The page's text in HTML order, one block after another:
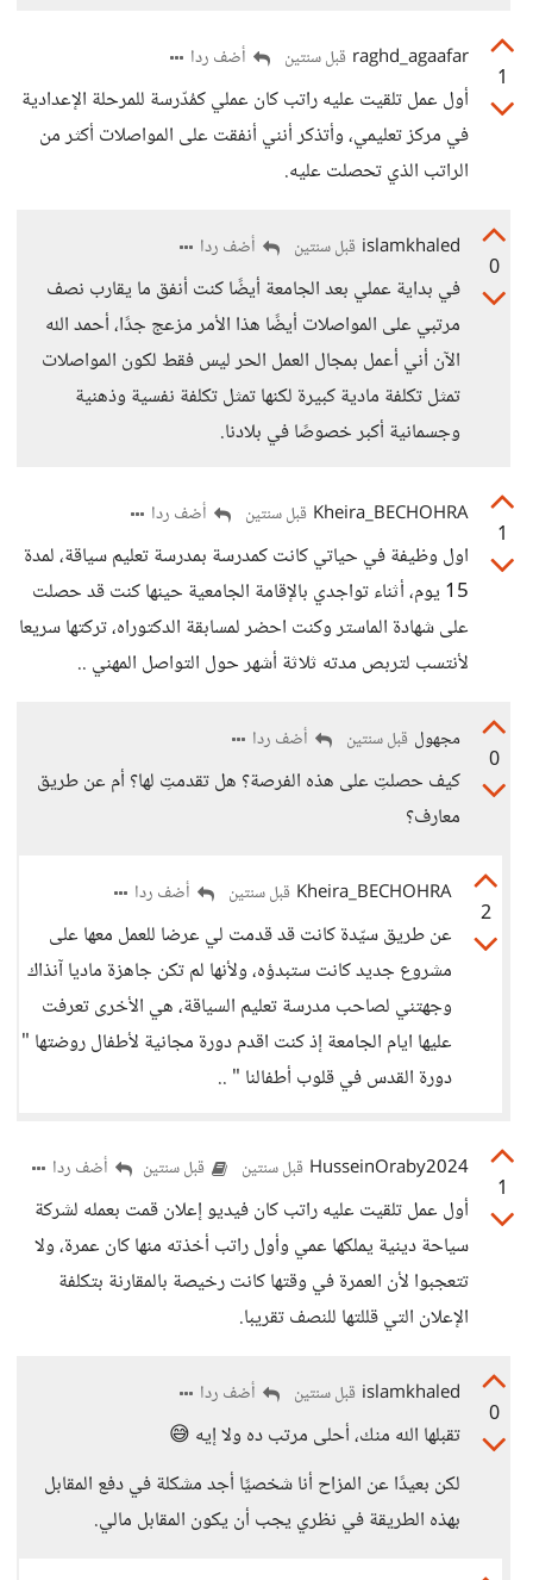
1
raghd_agaafar قبل سنتين أضف ردا
أول عمل تلقيت عليه راتب كان عملي كمُدّرسة للمرحلة الإعدادية
في مركز تعليمي، وأتذكر أنني أنفقت على المواصلات أكثر من
الراتب الذي تحصلت عليه.
0
islamkhaled قبل سنتين أضف ردا
في بداية عملي بعد الجامعة أيضًا كنت أنفق ما يقارب نصف
مرتبي على المواصلات أيضًا هذا الأمر مزعج جدًا، أحمد الله
الآن أني أعمل بمجال العمل الحر ليس فقط لكون المواصلات
تمثل تكلفة مادية كبيرة لكنها تمثل تكلفة نفسية وذهنية
وجسمانية أكبر خصوصًا في بلادنا.
1
Kheira_BECHOHRA قبل سنتين أضف ردا
اول وظيفة في حياتي كانت كمدرسة بمدرسة تعليم سياقة، لمدة
15 يوم، أثناء تواجدي بالإقامة الجامعية حينها كنت قد حصلت
على شهادة الماستر وكنت احضر لمسابقة الدكتوراه، تركتها سريعا
لأنتسب لتربص مدته ثلاثة أشهر حول التواصل المهني ..
0
مجهول قبل سنتين أضف ردا
كيف حصلتِ على هذه الفرصة؟ هل تقدمتِ لها؟ أم عن طريق
معارف؟
2
Kheira_BECHOHRA قبل سنتين أضف ردا
عن طريق سيّدة كانت قد قدمت لي عرضا للعمل معها على
مشروع جديد كانت ستبدؤه، ولأنها لم تكن جاهزة ماديا آنذاك
وجهتني لصاحب مدرسة تعليم السياقة، هي الأخرى تعرفت
عليها ايام الجامعة إذ كنت اقدم دورة مجانية لأطفال روضتها "
دورة القدس في قلوب أطفالنا " ..
1
HusseinOraby2024 قبل سنتين قبل سنتين أضف ردا
أول عمل تلقيت عليه راتب كان فيديو إعلان قمت بعمله لشركة
سياحة دينية يملكها عمي وأول راتب أخذته منها كان عمرة، ولا
تتعجبوا لأن العمرة في وقتها كانت رخيصة بالمقارنة بتكلفة
الإعلان التي قللتها للنصف تقريبا.
0
islamkhaled قبل سنتين أضف ردا
تقبلها الله منك، أحلى مرتب ده ولا إيه 😅
لكن بعيدًا عن المزاح أنا شخصيًا أجد مشكلة في دفع المقابل
بهذه الطريقة في نظري يجب أن يكون المقابل مالي.